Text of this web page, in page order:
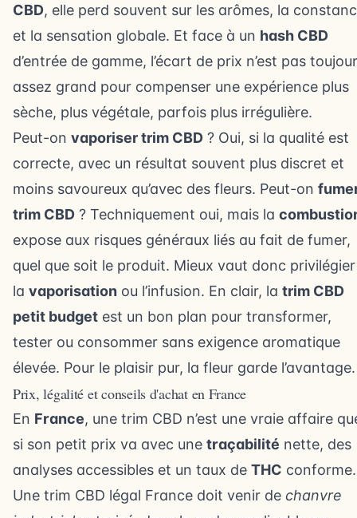
CBD, elle perd souvent sur les arômes, la
et la sensation globale. Et face à un hash CBD
d’entrée de gamme, l’écart de prix n’est pas
assez grand pour compenser une expérience plus
sèche, plus végétale, parfois plus irrégulière.
Peut-on vaporiser trim CBD ? Oui, si la qualité est
correcte, avec un résultat souvent plus discret et
moins savoureux qu’avec des fleurs. Peut-on
trim CBD ? Techniquement oui, mais la
expose aux risques généraux liés au fait de fumer,
quel que soit le produit. Mieux vaut donc privilégier
la vaporisation ou l’infusion. En clair, la trim CBD
petit budget est un bon plan pour transformer,
tester ou consommer sans exigence aromatique
élevée. Pour le plaisir pur, la fleur garde l’avantage.
Prix, légalité et conseils d'achat en France
En France, une trim CBD n’est une vraie affaire
si son petit prix va avec une traçabilité nette, des
analyses accessibles et un taux de THC conforme.
Une trim CBD légal France doit venir de chanvre